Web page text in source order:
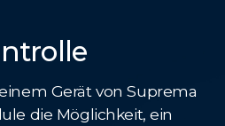
Gerät von Suprema
die Möglichkeit, ein